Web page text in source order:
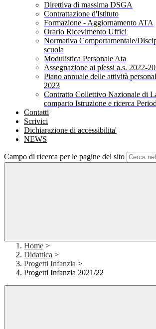
Direttiva di massima DSGA
Contrattazione d'Istituto
Formazione - Aggiornamento ATA
Orario Ricevimento Uffici
Normativa Comportamentale/
scuola
Modulistica Personale Ata
Assegnazione ai plessi a.s. 2022-
Piano annuale delle attività
2023
Contratto Collettivo Nazionale di
comparto Istruzione e ricerca
Contatti
Scrivici
Dichiarazione di accessibilita'
NEWS
Campo di ricerca per le pagine del sito
Home >
Didattica >
Progetti Infanzia >
Progetti Infanzia 2021/22